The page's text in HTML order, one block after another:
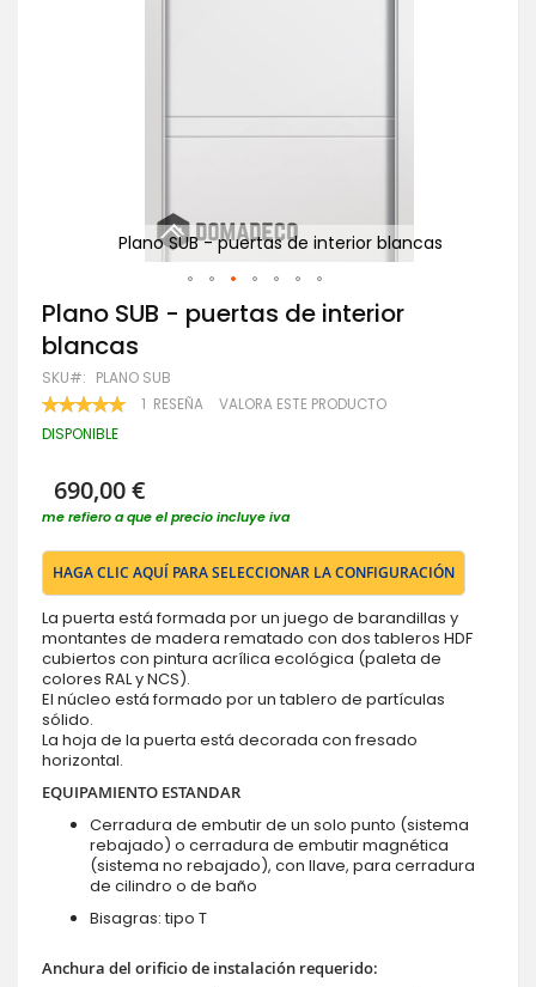
Plano SUB - puertas de interior blancas
Saltar
al
comienzo
de
la
galería
de
Plano SUB - puertas de interior
blancas
SKU PLANO SUB
VALORACIÓN:
100 100
1 RESEÑA VALORA ESTE PRODUCTO
DISPONIBLE
690,00 €
me refiero a que el precio incluye iva
HAGA CLIC AQUÍ PARA SELECCIONAR LA CONFIGURACIÓN
La puerta está formada por un juego de barandillas y
montantes de madera rematado con dos tableros HDF
cubiertos con pintura acrílica ecológica (paleta de
colores RAL y NCS).
El núcleo está formado por un tablero de partículas
sólido.
La hoja de la puerta está decorada con fresado
horizontal.
EQUIPAMIENTO ESTANDAR
Cerradura de embutir de un solo punto (sistema
rebajado) o cerradura de embutir magnética
(sistema no rebajado), con llave, para cerradura
de cilindro o de baño
Bisagras: tipo T
Anchura del orificio de instalación requerido: